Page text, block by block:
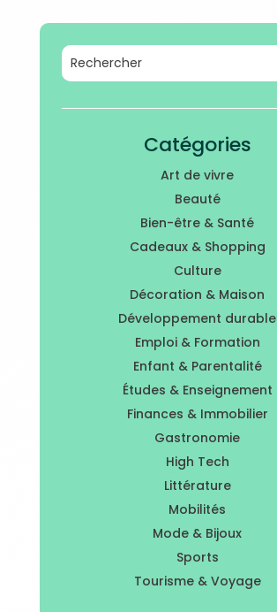
Catégories
Art de vivre
Beauté
Bien-être & Santé
Cadeaux & Shopping
Culture
Décoration & Maison
Développement durable
Emploi & Formation
Enfant & Parentalité
Études & Enseignement
Finances & Immobilier
Gastronomie
High Tech
Littérature
Mobilités
Mode & Bijoux
Sports
Tourisme & Voyage